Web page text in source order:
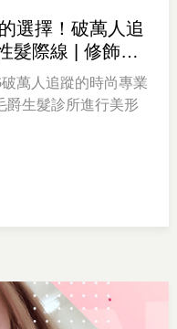
選擇！破萬人追
髮際線 | 修飾高
萬人追蹤的時尚專業
爵生髮診所進行美形